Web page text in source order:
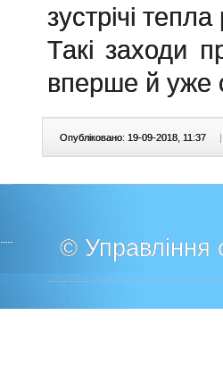
зустрічі
Такі заходи
вперше й уже
Опубліковано: 19-09-2018, 11:37 |
© Управління